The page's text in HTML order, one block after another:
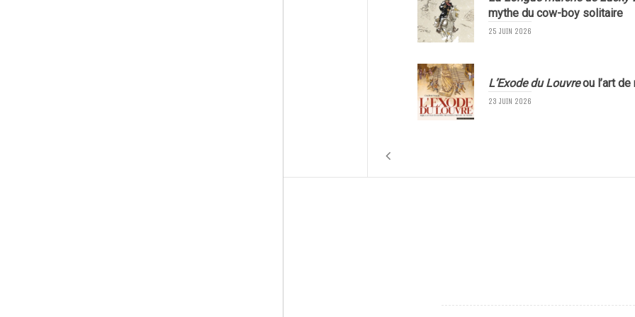
mythe du cow-boy solitaire
25 JUIN 2026
L’Exode du Louvreou l’art
23 JUIN 2026